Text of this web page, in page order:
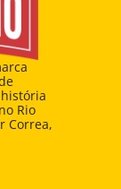
Rio
Correa,